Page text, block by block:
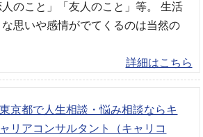
人のこと」「友人のこと」等。 生活
思いや感情がでてくるのは当然の
詳細はこちら
東京都で人生相談・悩み相談ならキ
ャリアコンサルタント（キャリコ